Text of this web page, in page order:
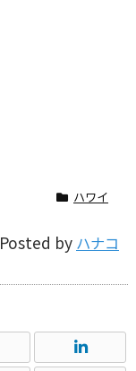
ハワイ
Posted by ハナコ